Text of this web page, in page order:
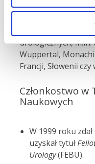
Doktor Artur
urologicznych, m.in.
Wuppertal,
Francji, Słowenii czy
Członkostwo w
Naukowych
W 1999 roku
uzyskał tytuł
Urology(FEBU).